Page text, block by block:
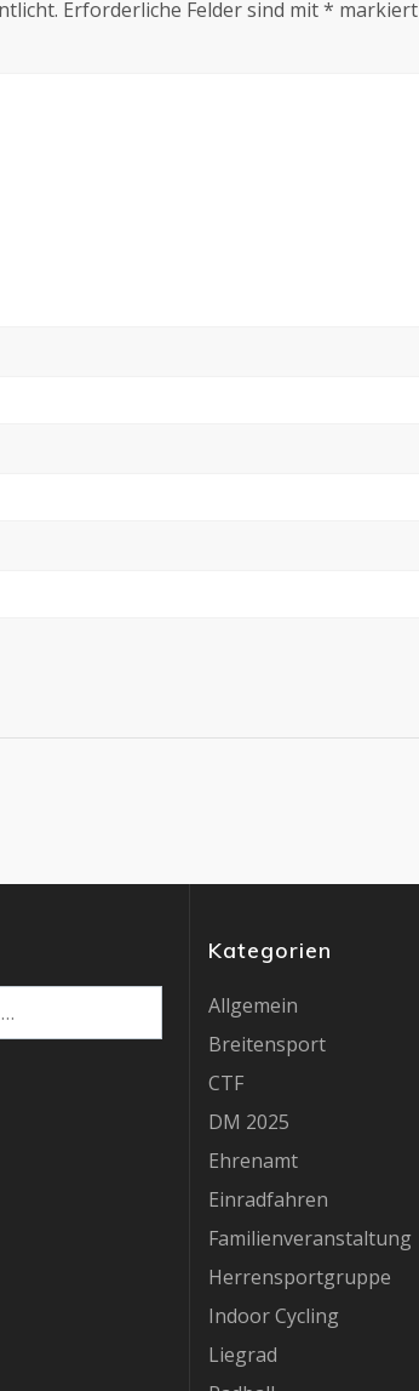
Erforderliche Felder sind mit* markiert
Kategorien
Allgemein
Breitensport
CTF
DM 2025
Ehrenamt
Einradfahren
Familienveranstaltung
Herrensportgruppe
Indoor Cycling
Liegrad